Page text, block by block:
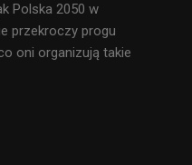
Polska 2050 w
przekroczy progu
oni organizują takie